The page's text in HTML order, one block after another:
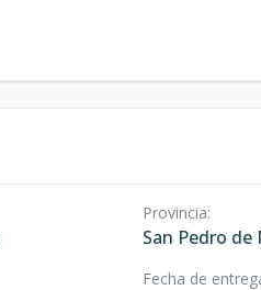
Provincia:
San Pedro de
Fecha de